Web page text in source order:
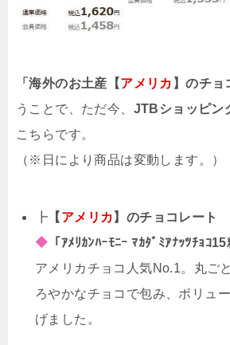
「海外のお土産【アメリカ 】のチョ
うことで、ただ今、 JTBショッピン
こちらです。
（※日により商品は変動します。）
┣ 【 アメリカ 】のチョコレート
◆ 「ｱﾒﾘｶﾝﾊｰﾓﾆｰ ﾏｶﾀﾞﾐｱﾅｯﾂﾁｮｺ15
アメリカチョコ人気No.1。丸ご
ろやかなチョコで包み、ボリュ
げました。